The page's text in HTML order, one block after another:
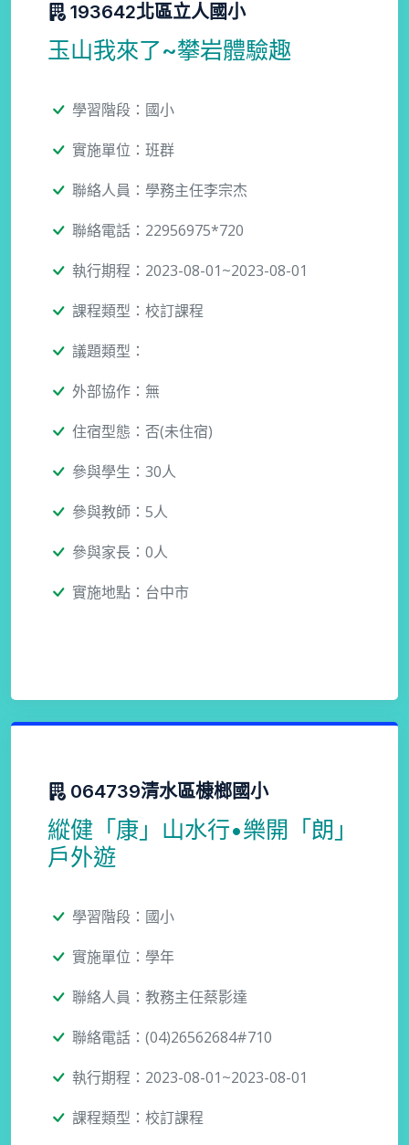
193642北區立人國小
玉山我來了~攀岩體驗趣
學習階段：國小
實施單位：班群
聯絡人員：學務主任李宗杰
聯絡電話：22956975*720
執行期程：2023-08-01~2023-08-01
課程類型：校訂課程
議題類型：
外部協作：無
住宿型態：否(未住宿)
參與學生：30人
參與教師：5人
參與家長：0人
實施地點：台中市
064739清水區槺榔國小
縱健「康」山水行•樂開「朗」
戶外遊
學習階段：國小
實施單位：學年
聯絡人員：教務主任蔡影達
聯絡電話：(04)26562684#710
執行期程：2023-08-01~2023-08-01
課程類型：校訂課程